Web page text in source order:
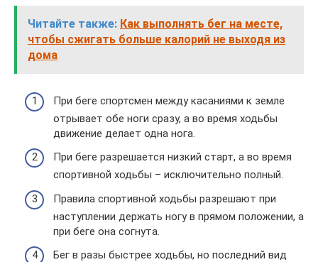
Читайте также: Как выполнять бег на месте,
чтобы сжигать больше калорий не выходя из
дома
При беге спортсмен между касаниями к земле
отрывает обе ноги сразу, а во время ходьбы
движение делает одна нога.
При беге разрешается низкий старт, а во время
спортивной ходьбы – исключительно полный.
Правила спортивной ходьбы разрешают при
наступлении держать ногу в прямом положении, а
при беге она согнута.
Бег в разы быстрее ходьбы, но последний вид